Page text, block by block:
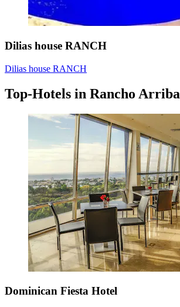
Dilias house RANCH
Dilias house RANCH
Top-Hotels in Rancho Arriba
Dominican Fiesta Hotel